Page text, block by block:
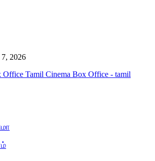
2026
Tamil Cinema Box Office - tamil